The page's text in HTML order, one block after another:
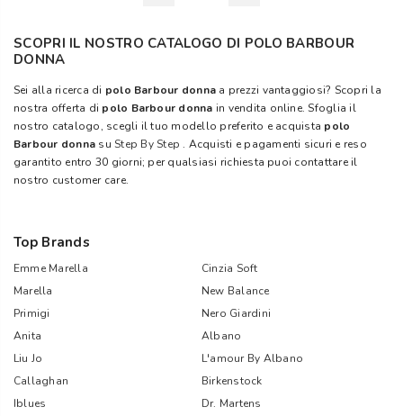
SCOPRI IL NOSTRO CATALOGO DI POLO BARBOUR
DONNA
Sei alla ricerca di polo Barbour donna a prezzi vantaggiosi? Scopri la
nostra offerta di polo Barbour donna in vendita online. Sfoglia il
nostro catalogo, scegli il tuo modello preferito e acquista polo
Barbour donna suStep By Step . Acquisti e pagamenti sicuri e reso
garantito entro 30 giorni; per qualsiasi richiesta puoi contattare il
nostro customer care.
Top Brands
Emme Marella
Cinzia Soft
Marella
New Balance
Primigi
Nero Giardini
Anita
Albano
Liu Jo
L'amour By Albano
Callaghan
Birkenstock
Iblues
Dr. Martens